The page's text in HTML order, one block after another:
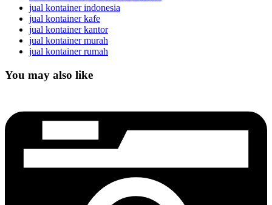
jual kontainer indonesia
jual kontainer kafe
jual kontainer kantor
jual kontainer murah
jual kontainer rumah
You may also like